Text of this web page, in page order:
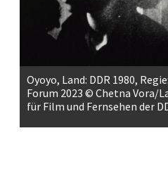
Oyoyo, Land: DDR 1980,
Forum 2023 © Chetna Vora/
für Film und Fernsehen der